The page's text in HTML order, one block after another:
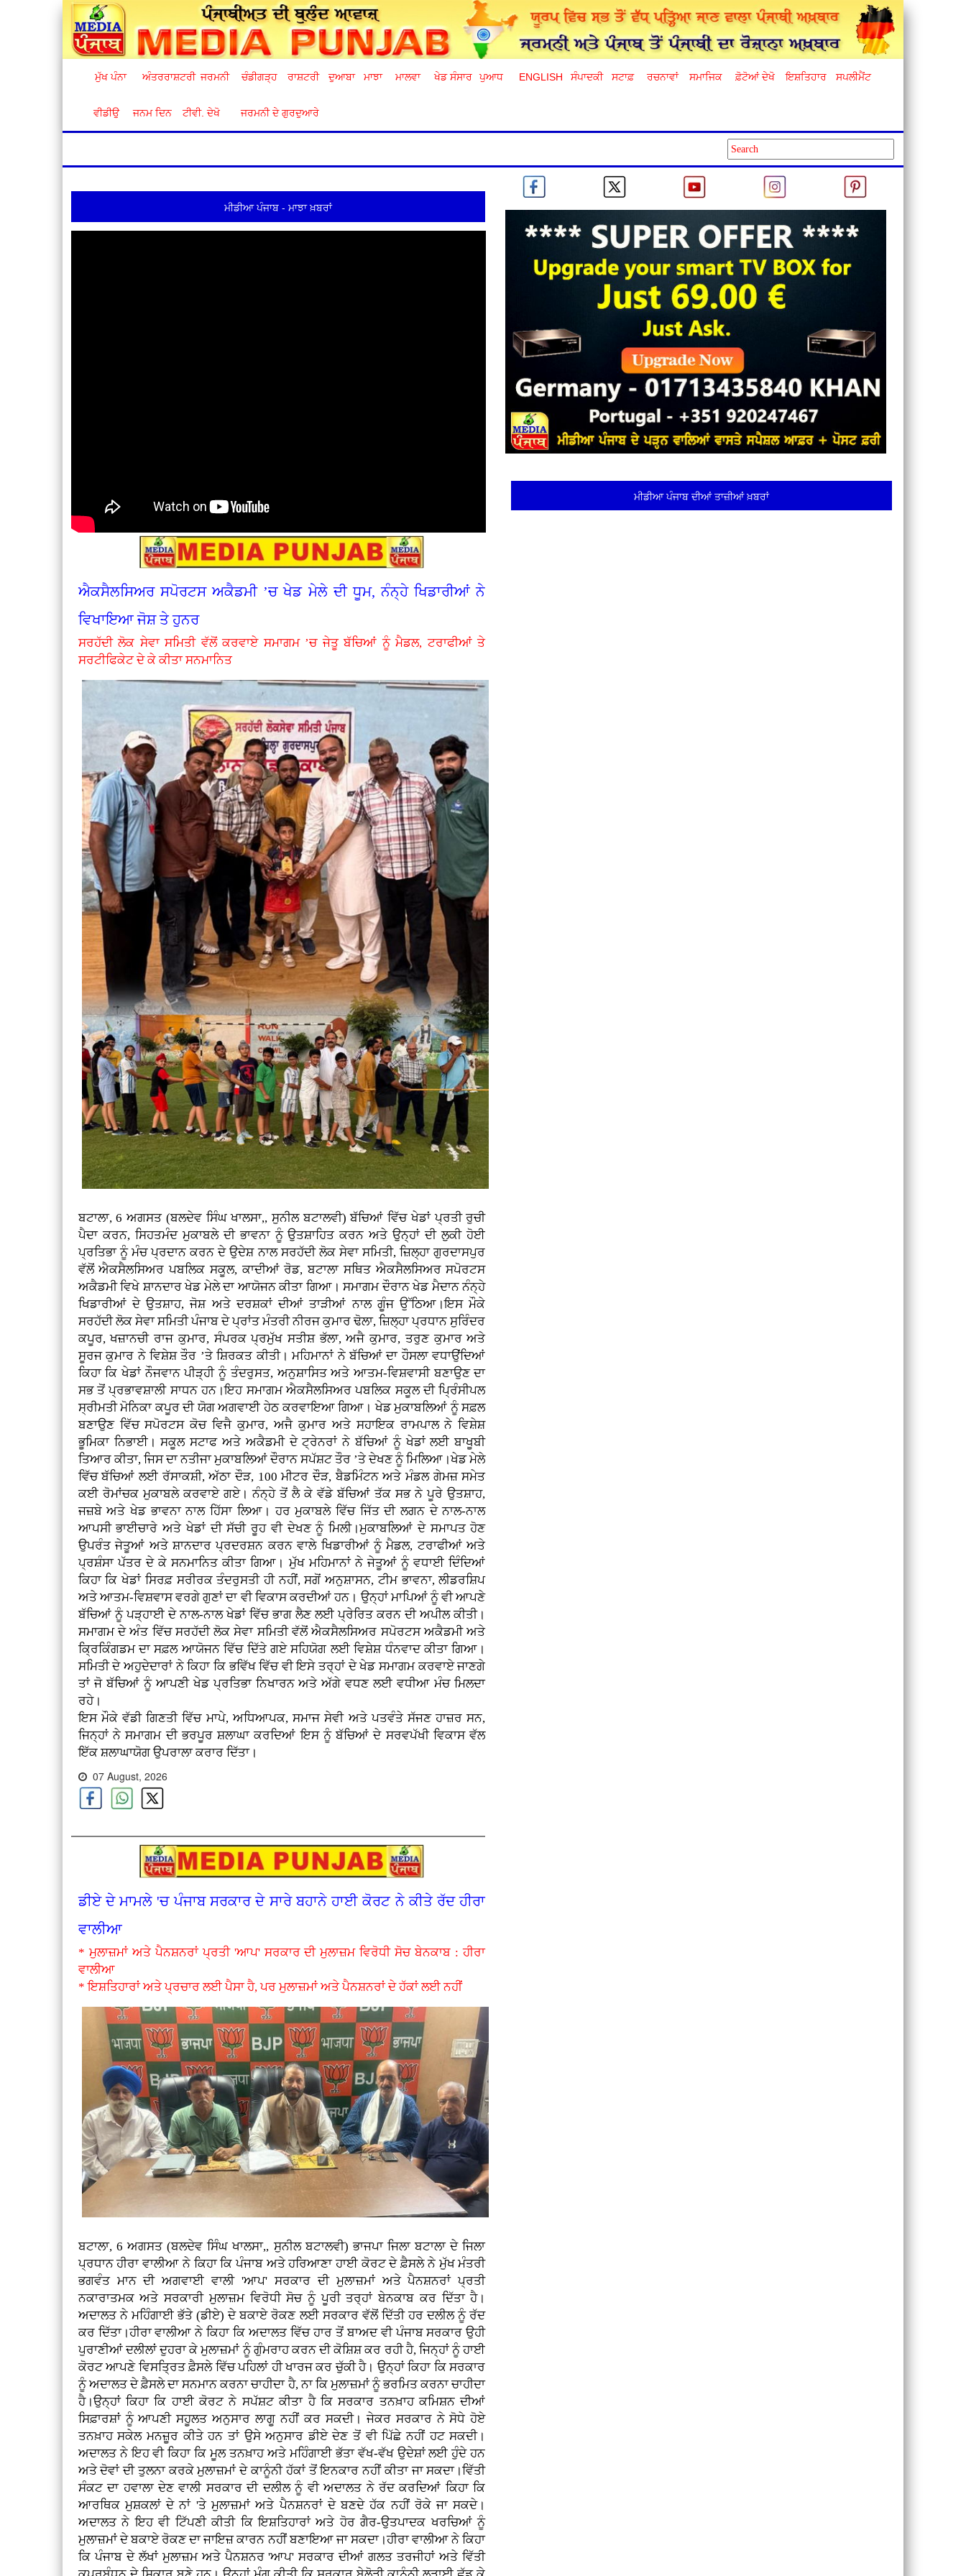
ਮੁੱਖ ਪੰਨਾ ਅੰਤਰਰਾਸ਼ਟਰੀ ਜਰਮਨੀ ਚੰਡੀਗੜ੍ਹ ਰਾਸ਼ਟਰੀ ਦੁਆਬਾ ਮਾਝਾ ਮਾਲਵਾ ਖੇਡ ਸੰਸਾਰ ਪੁਆਧ ENGLISH ਸੰਪਾਦਕੀ ਸਟਾਫ਼ ਰਚਨਾਵਾਂ ਸਮਾਜਿਕ ਫ਼ੋਟੋਆਂ ਦੇਖੋ ਇਸ਼ਤਿਹਾਰ ਸਪਲੀਮੈਂਟ
ਵੀਡੀਉ ਜਨਮ ਦਿਨ ਟੀਵੀ. ਦੇਖੋ ਜਰਮਨੀ ਦੇ ਗੁਰਦੁਆਰੇ
ਮੀਡੀਆ ਪੰਜਾਬ - ਮਾਝਾ ਖ਼ਬਰਾਂ
ਐਕਸੈਲਸਿਅਰ ਸਪੋਰਟਸ ਅਕੈਡਮੀ ’ਚ ਖੇਡ ਮੇਲੇ ਦੀ ਧੂਮ, ਨੰਨ੍ਹੇ ਖਿਡਾਰੀਆਂ ਨੇ
ਵਿਖਾਇਆ ਜੋਸ਼ ਤੇ ਹੁਨਰ
ਸਰਹੱਦੀ ਲੋਕ ਸੇਵਾ ਸਮਿਤੀ ਵੱਲੋਂ ਕਰਵਾਏ ਸਮਾਗਮ ’ਚ ਜੇਤੂ ਬੱਚਿਆਂ ਨੂੰ ਮੈਡਲ, ਟਰਾਫੀਆਂ ਤੇ
ਸਰਟੀਫਿਕੇਟ ਦੇ ਕੇ ਕੀਤਾ ਸਨਮਾਨਿਤ
ਬਟਾਲਾ, 6 ਅਗਸਤ (ਬਲਦੇਵ ਸਿੰਘ ਖਾਲਸਾ,, ਸੁਨੀਲ ਬਟਾਲਵੀ) ਬੱਚਿਆਂ ਵਿੱਚ ਖੇਡਾਂ ਪ੍ਰਤੀ ਰੁਚੀ
ਪੈਦਾ ਕਰਨ, ਸਿਹਤਮੰਦ ਮੁਕਾਬਲੇ ਦੀ ਭਾਵਨਾ ਨੂੰ ਉਤਸ਼ਾਹਿਤ ਕਰਨ ਅਤੇ ਉਨ੍ਹਾਂ ਦੀ ਲੁਕੀ ਹੋਈ
ਪ੍ਰਤਿਭਾ ਨੂੰ ਮੰਚ ਪ੍ਰਦਾਨ ਕਰਨ ਦੇ ਉਦੇਸ਼ ਨਾਲ ਸਰਹੱਦੀ ਲੋਕ ਸੇਵਾ ਸਮਿਤੀ, ਜ਼ਿਲ੍ਹਾ ਗੁਰਦਾਸਪੁਰ
ਵੱਲੋਂ ਐਕਸੈਲਸਿਅਰ ਪਬਲਿਕ ਸਕੂਲ, ਕਾਦੀਆਂ ਰੋਡ, ਬਟਾਲਾ ਸਥਿਤ ਐਕਸੈਲਸਿਅਰ ਸਪੋਰਟਸ
ਅਕੈਡਮੀ ਵਿਖੇ ਸ਼ਾਨਦਾਰ ਖੇਡ ਮੇਲੇ ਦਾ ਆਯੋਜਨ ਕੀਤਾ ਗਿਆ। ਸਮਾਗਮ ਦੌਰਾਨ ਖੇਡ ਮੈਦਾਨ ਨੰਨ੍ਹੇ
ਖਿਡਾਰੀਆਂ ਦੇ ਉਤਸ਼ਾਹ, ਜੋਸ਼ ਅਤੇ ਦਰਸ਼ਕਾਂ ਦੀਆਂ ਤਾੜੀਆਂ ਨਾਲ ਗੂੰਜ ਉੱਠਿਆ।ਇਸ ਮੌਕੇ
ਸਰਹੱਦੀ ਲੋਕ ਸੇਵਾ ਸਮਿਤੀ ਪੰਜਾਬ ਦੇ ਪ੍ਰਾਂਤ ਮੰਤਰੀ ਨੀਰਜ ਕੁਮਾਰ ਢੋਲਾ, ਜ਼ਿਲ੍ਹਾ ਪ੍ਰਧਾਨ ਸੁਰਿੰਦਰ
ਕਪੂਰ, ਖਜ਼ਾਨਚੀ ਰਾਜ ਕੁਮਾਰ, ਸੰਪਰਕ ਪ੍ਰਮੁੱਖ ਸਤੀਸ਼ ਭੱਲਾ, ਅਜੈ ਕੁਮਾਰ, ਤਰੁਣ ਕੁਮਾਰ ਅਤੇ
ਸੂਰਜ ਕੁਮਾਰ ਨੇ ਵਿਸ਼ੇਸ਼ ਤੌਰ ’ਤੇ ਸ਼ਿਰਕਤ ਕੀਤੀ। ਮਹਿਮਾਨਾਂ ਨੇ ਬੱਚਿਆਂ ਦਾ ਹੌਸਲਾ ਵਧਾਉਂਦਿਆਂ
ਕਿਹਾ ਕਿ ਖੇਡਾਂ ਨੌਜਵਾਨ ਪੀੜ੍ਹੀ ਨੂੰ ਤੰਦਰੁਸਤ, ਅਨੁਸ਼ਾਸਿਤ ਅਤੇ ਆਤਮ-ਵਿਸ਼ਵਾਸੀ ਬਣਾਉਣ ਦਾ
ਸਭ ਤੋਂ ਪ੍ਰਭਾਵਸ਼ਾਲੀ ਸਾਧਨ ਹਨ।ਇਹ ਸਮਾਗਮ ਐਕਸੈਲਸਿਅਰ ਪਬਲਿਕ ਸਕੂਲ ਦੀ ਪ੍ਰਿੰਸੀਪਲ
ਸ੍ਰੀਮਤੀ ਮੋਨਿਕਾ ਕਪੂਰ ਦੀ ਯੋਗ ਅਗਵਾਈ ਹੇਠ ਕਰਵਾਇਆ ਗਿਆ। ਖੇਡ ਮੁਕਾਬਲਿਆਂ ਨੂੰ ਸਫ਼ਲ
ਬਣਾਉਣ ਵਿੱਚ ਸਪੋਰਟਸ ਕੋਚ ਵਿਜੈ ਕੁਮਾਰ, ਅਜੈ ਕੁਮਾਰ ਅਤੇ ਸਹਾਇਕ ਰਾਮਪਾਲ ਨੇ ਵਿਸ਼ੇਸ਼
ਭੂਮਿਕਾ ਨਿਭਾਈ। ਸਕੂਲ ਸਟਾਫ ਅਤੇ ਅਕੈਡਮੀ ਦੇ ਟ੍ਰੇਨਰਾਂ ਨੇ ਬੱਚਿਆਂ ਨੂੰ ਖੇਡਾਂ ਲਈ ਬਾਖੂਬੀ
ਤਿਆਰ ਕੀਤਾ, ਜਿਸ ਦਾ ਨਤੀਜਾ ਮੁਕਾਬਲਿਆਂ ਦੌਰਾਨ ਸਪੱਸ਼ਟ ਤੌਰ ’ਤੇ ਦੇਖਣ ਨੂੰ ਮਿਲਿਆ।ਖੇਡ ਮੇਲੇ
ਵਿੱਚ ਬੱਚਿਆਂ ਲਈ ਰੱਸਾਕਸ਼ੀ, ਅੱਠਾ ਦੌੜ, 100 ਮੀਟਰ ਦੌੜ, ਬੈਡਮਿੰਟਨ ਅਤੇ ਮੰਡਲ ਗੇਮਜ਼ ਸਮੇਤ
ਕਈ ਰੋਮਾਂਚਕ ਮੁਕਾਬਲੇ ਕਰਵਾਏ ਗਏ। ਨੰਨ੍ਹੇ ਤੋਂ ਲੈ ਕੇ ਵੱਡੇ ਬੱਚਿਆਂ ਤੱਕ ਸਭ ਨੇ ਪੂਰੇ ਉਤਸ਼ਾਹ,
ਜਜ਼ਬੇ ਅਤੇ ਖੇਡ ਭਾਵਨਾ ਨਾਲ ਹਿੱਸਾ ਲਿਆ। ਹਰ ਮੁਕਾਬਲੇ ਵਿੱਚ ਜਿੱਤ ਦੀ ਲਗਨ ਦੇ ਨਾਲ-ਨਾਲ
ਆਪਸੀ ਭਾਈਚਾਰੇ ਅਤੇ ਖੇਡਾਂ ਦੀ ਸੱਚੀ ਰੂਹ ਵੀ ਦੇਖਣ ਨੂੰ ਮਿਲੀ।ਮੁਕਾਬਲਿਆਂ ਦੇ ਸਮਾਪਤ ਹੋਣ
ਉਪਰੰਤ ਜੇਤੂਆਂ ਅਤੇ ਸ਼ਾਨਦਾਰ ਪ੍ਰਦਰਸ਼ਨ ਕਰਨ ਵਾਲੇ ਖਿਡਾਰੀਆਂ ਨੂੰ ਮੈਡਲ, ਟਰਾਫੀਆਂ ਅਤੇ
ਪ੍ਰਸ਼ੰਸਾ ਪੱਤਰ ਦੇ ਕੇ ਸਨਮਾਨਿਤ ਕੀਤਾ ਗਿਆ। ਮੁੱਖ ਮਹਿਮਾਨਾਂ ਨੇ ਜੇਤੂਆਂ ਨੂੰ ਵਧਾਈ ਦਿੰਦਿਆਂ
ਕਿਹਾ ਕਿ ਖੇਡਾਂ ਸਿਰਫ਼ ਸਰੀਰਕ ਤੰਦਰੁਸਤੀ ਹੀ ਨਹੀਂ, ਸਗੋਂ ਅਨੁਸ਼ਾਸਨ, ਟੀਮ ਭਾਵਨਾ, ਲੀਡਰਸ਼ਿਪ
ਅਤੇ ਆਤਮ-ਵਿਸ਼ਵਾਸ ਵਰਗੇ ਗੁਣਾਂ ਦਾ ਵੀ ਵਿਕਾਸ ਕਰਦੀਆਂ ਹਨ। ਉਨ੍ਹਾਂ ਮਾਪਿਆਂ ਨੂੰ ਵੀ ਆਪਣੇ
ਬੱਚਿਆਂ ਨੂੰ ਪੜ੍ਹਾਈ ਦੇ ਨਾਲ-ਨਾਲ ਖੇਡਾਂ ਵਿੱਚ ਭਾਗ ਲੈਣ ਲਈ ਪ੍ਰੇਰਿਤ ਕਰਨ ਦੀ ਅਪੀਲ ਕੀਤੀ।
ਸਮਾਗਮ ਦੇ ਅੰਤ ਵਿੱਚ ਸਰਹੱਦੀ ਲੋਕ ਸੇਵਾ ਸਮਿਤੀ ਵੱਲੋਂ ਐਕਸੈਲਸਿਅਰ ਸਪੋਰਟਸ ਅਕੈਡਮੀ ਅਤੇ
ਕ੍ਰਿਕਿੰਗਡਮ ਦਾ ਸਫ਼ਲ ਆਯੋਜਨ ਵਿੱਚ ਦਿੱਤੇ ਗਏ ਸਹਿਯੋਗ ਲਈ ਵਿਸ਼ੇਸ਼ ਧੰਨਵਾਦ ਕੀਤਾ ਗਿਆ।
ਸਮਿਤੀ ਦੇ ਅਹੁਦੇਦਾਰਾਂ ਨੇ ਕਿਹਾ ਕਿ ਭਵਿੱਖ ਵਿੱਚ ਵੀ ਇਸੇ ਤਰ੍ਹਾਂ ਦੇ ਖੇਡ ਸਮਾਗਮ ਕਰਵਾਏ ਜਾਣਗੇ
ਤਾਂ ਜੋ ਬੱਚਿਆਂ ਨੂੰ ਆਪਣੀ ਖੇਡ ਪ੍ਰਤਿਭਾ ਨਿਖਾਰਨ ਅਤੇ ਅੱਗੇ ਵਧਣ ਲਈ ਵਧੀਆ ਮੰਚ ਮਿਲਦਾ
ਰਹੇ।
ਇਸ ਮੌਕੇ ਵੱਡੀ ਗਿਣਤੀ ਵਿੱਚ ਮਾਪੇ, ਅਧਿਆਪਕ, ਸਮਾਜ ਸੇਵੀ ਅਤੇ ਪਤਵੰਤੇ ਸੱਜਣ ਹਾਜ਼ਰ ਸਨ,
ਜਿਨ੍ਹਾਂ ਨੇ ਸਮਾਗਮ ਦੀ ਭਰਪੂਰ ਸ਼ਲਾਘਾ ਕਰਦਿਆਂ ਇਸ ਨੂੰ ਬੱਚਿਆਂ ਦੇ ਸਰਵਪੱਖੀ ਵਿਕਾਸ ਵੱਲ
ਇੱਕ ਸ਼ਲਾਘਾਯੋਗ ਉਪਰਾਲਾ ਕਰਾਰ ਦਿੱਤਾ।
07 August, 2026
ਡੀਏ ਦੇ ਮਾਮਲੇ 'ਚ ਪੰਜਾਬ ਸਰਕਾਰ ਦੇ ਸਾਰੇ ਬਹਾਨੇ ਹਾਈ ਕੋਰਟ ਨੇ ਕੀਤੇ ਰੱਦ ਹੀਰਾ
ਵਾਲੀਆ
* ਮੁਲਾਜ਼ਮਾਂ ਅਤੇ ਪੈਨਸ਼ਨਰਾਂ ਪ੍ਰਤੀ 'ਆਪ' ਸਰਕਾਰ ਦੀ ਮੁਲਾਜ਼ਮ ਵਿਰੋਧੀ ਸੋਚ ਬੇਨਕਾਬ : ਹੀਰਾ
ਵਾਲੀਆ
* ਇਸ਼ਤਿਹਾਰਾਂ ਅਤੇ ਪ੍ਰਚਾਰ ਲਈ ਪੈਸਾ ਹੈ, ਪਰ ਮੁਲਾਜ਼ਮਾਂ ਅਤੇ ਪੈਨਸ਼ਨਰਾਂ ਦੇ ਹੱਕਾਂ ਲਈ ਨਹੀਂ
ਬਟਾਲਾ, 6 ਅਗਸਤ (ਬਲਦੇਵ ਸਿੰਘ ਖਾਲਸਾ,, ਸੁਨੀਲ ਬਟਾਲਵੀ) ਭਾਜਪਾ ਜਿਲਾ ਬਟਾਲਾ ਦੇ ਜਿਲਾ
ਪ੍ਰਧਾਨ ਹੀਰਾ ਵਾਲੀਆ ਨੇ ਕਿਹਾ ਕਿ ਪੰਜਾਬ ਅਤੇ ਹਰਿਆਣਾ ਹਾਈ ਕੋਰਟ ਦੇ ਫ਼ੈਸਲੇ ਨੇ ਮੁੱਖ ਮੰਤਰੀ
ਭਗਵੰਤ ਮਾਨ ਦੀ ਅਗਵਾਈ ਵਾਲੀ 'ਆਪ' ਸਰਕਾਰ ਦੀ ਮੁਲਾਜ਼ਮਾਂ ਅਤੇ ਪੈਨਸ਼ਨਰਾਂ ਪ੍ਰਤੀ
ਨਕਾਰਾਤਮਕ ਅਤੇ ਸਰਕਾਰੀ ਮੁਲਾਜ਼ਮ ਵਿਰੋਧੀ ਸੋਚ ਨੂੰ ਪੂਰੀ ਤਰ੍ਹਾਂ ਬੇਨਕਾਬ ਕਰ ਦਿੱਤਾ ਹੈ।
ਅਦਾਲਤ ਨੇ ਮਹਿੰਗਾਈ ਭੱਤੇ (ਡੀਏ) ਦੇ ਬਕਾਏ ਰੋਕਣ ਲਈ ਸਰਕਾਰ ਵੱਲੋਂ ਦਿੱਤੀ ਹਰ ਦਲੀਲ ਨੂੰ ਰੱਦ
ਕਰ ਦਿੱਤਾ।ਹੀਰਾ ਵਾਲੀਆ ਨੇ ਕਿਹਾ ਕਿ ਅਦਾਲਤ ਵਿੱਚ ਹਾਰ ਤੋਂ ਬਾਅਦ ਵੀ ਪੰਜਾਬ ਸਰਕਾਰ ਉਹੀ
ਪੁਰਾਣੀਆਂ ਦਲੀਲਾਂ ਦੁਹਰਾ ਕੇ ਮੁਲਾਜ਼ਮਾਂ ਨੂੰ ਗੁੰਮਰਾਹ ਕਰਨ ਦੀ ਕੋਸ਼ਿਸ਼ ਕਰ ਰਹੀ ਹੈ, ਜਿਨ੍ਹਾਂ ਨੂੰ ਹਾਈ
ਕੋਰਟ ਆਪਣੇ ਵਿਸਤ੍ਰਿਤ ਫ਼ੈਸਲੇ ਵਿੱਚ ਪਹਿਲਾਂ ਹੀ ਖਾਰਜ ਕਰ ਚੁੱਕੀ ਹੈ। ਉਨ੍ਹਾਂ ਕਿਹਾ ਕਿ ਸਰਕਾਰ
ਨੂੰ ਅਦਾਲਤ ਦੇ ਫ਼ੈਸਲੇ ਦਾ ਸਨਮਾਨ ਕਰਨਾ ਚਾਹੀਦਾ ਹੈ, ਨਾ ਕਿ ਮੁਲਾਜ਼ਮਾਂ ਨੂੰ ਭਰਮਿਤ ਕਰਨਾ ਚਾਹੀਦਾ
ਹੈ।ਉਨ੍ਹਾਂ ਕਿਹਾ ਕਿ ਹਾਈ ਕੋਰਟ ਨੇ ਸਪੱਸ਼ਟ ਕੀਤਾ ਹੈ ਕਿ ਸਰਕਾਰ ਤਨਖ਼ਾਹ ਕਮਿਸ਼ਨ ਦੀਆਂ
ਸਿਫ਼ਾਰਸ਼ਾਂ ਨੂੰ ਆਪਣੀ ਸਹੂਲਤ ਅਨੁਸਾਰ ਲਾਗੂ ਨਹੀਂ ਕਰ ਸਕਦੀ। ਜੇਕਰ ਸਰਕਾਰ ਨੇ ਸੋਧੇ ਹੋਏ
ਤਨਖ਼ਾਹ ਸਕੇਲ ਮਨਜ਼ੂਰ ਕੀਤੇ ਹਨ ਤਾਂ ਉਸੇ ਅਨੁਸਾਰ ਡੀਏ ਦੇਣ ਤੋਂ ਵੀ ਪਿੱਛੇ ਨਹੀਂ ਹਟ ਸਕਦੀ।
ਅਦਾਲਤ ਨੇ ਇਹ ਵੀ ਕਿਹਾ ਕਿ ਮੂਲ ਤਨਖ਼ਾਹ ਅਤੇ ਮਹਿੰਗਾਈ ਭੱਤਾ ਵੱਖ-ਵੱਖ ਉਦੇਸ਼ਾਂ ਲਈ ਹੁੰਦੇ ਹਨ
ਅਤੇ ਦੋਵਾਂ ਦੀ ਤੁਲਨਾ ਕਰਕੇ ਮੁਲਾਜ਼ਮਾਂ ਦੇ ਕਾਨੂੰਨੀ ਹੱਕਾਂ ਤੋਂ ਇਨਕਾਰ ਨਹੀਂ ਕੀਤਾ ਜਾ ਸਕਦਾ।ਵਿੱਤੀ
ਸੰਕਟ ਦਾ ਹਵਾਲਾ ਦੇਣ ਵਾਲੀ ਸਰਕਾਰ ਦੀ ਦਲੀਲ ਨੂੰ ਵੀ ਅਦਾਲਤ ਨੇ ਰੱਦ ਕਰਦਿਆਂ ਕਿਹਾ ਕਿ
ਆਰਥਿਕ ਮੁਸ਼ਕਲਾਂ ਦੇ ਨਾਂ 'ਤੇ ਮੁਲਾਜ਼ਮਾਂ ਅਤੇ ਪੈਨਸ਼ਨਰਾਂ ਦੇ ਬਣਦੇ ਹੱਕ ਨਹੀਂ ਰੋਕੇ ਜਾ ਸਕਦੇ।
ਅਦਾਲਤ ਨੇ ਇਹ ਵੀ ਟਿੱਪਣੀ ਕੀਤੀ ਕਿ ਇਸ਼ਤਿਹਾਰਾਂ ਅਤੇ ਹੋਰ ਗੈਰ-ਉਤਪਾਦਕ ਖਰਚਿਆਂ ਨੂੰ
ਮੁਲਾਜ਼ਮਾਂ ਦੇ ਬਕਾਏ ਰੋਕਣ ਦਾ ਜਾਇਜ਼ ਕਾਰਨ ਨਹੀਂ ਬਣਾਇਆ ਜਾ ਸਕਦਾ।ਹੀਰਾ ਵਾਲੀਆ ਨੇ ਕਿਹਾ
ਕਿ ਪੰਜਾਬ ਦੇ ਲੱਖਾਂ ਮੁਲਾਜ਼ਮ ਅਤੇ ਪੈਨਸ਼ਨਰ 'ਆਪ' ਸਰਕਾਰ ਦੀਆਂ ਗਲਤ ਤਰਜੀਹਾਂ ਅਤੇ ਵਿੱਤੀ
ਮੀਡੀਆ ਪੰਜਾਬ ਦੀਆਂ ਤਾਜ਼ੀਆਂ ਖ਼ਬਰਾਂ